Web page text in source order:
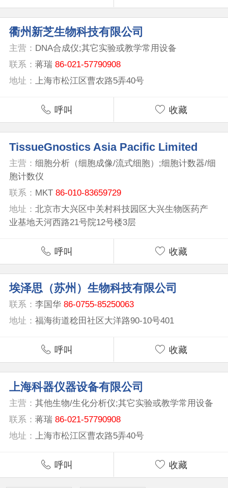
衢州新芝生物科技有限公司
主营： DNA合成仪;其它实验或教学常用设备
联系： 蒋瑞86-021-57790908
地址： 上海市松江区曹农路5弄40号
呼叫 收藏
TissueGnostics Asia Pacific Limited
主营： 细胞分析（细胞成像/流式细胞）;细胞计数器/细
胞计数仪
联系： MKT86-010-83659729
地址： 北京市大兴区中关村科技园区大兴生物医药产
业基地天河西路21号院12号楼3层
呼叫 收藏
埃泽思（苏州）生物科技有限公司
联系： 李国华86-0755-85250063
地址： 福海街道稔田社区大洋路90-10号401
呼叫 收藏
上海科器仪器设备有限公司
主营： 其他生物/生化分析仪;其它实验或教学常用设备
联系： 蒋瑞86-021-57790908
地址：
上海市松江区曹农路5弄40号
呼叫 收藏